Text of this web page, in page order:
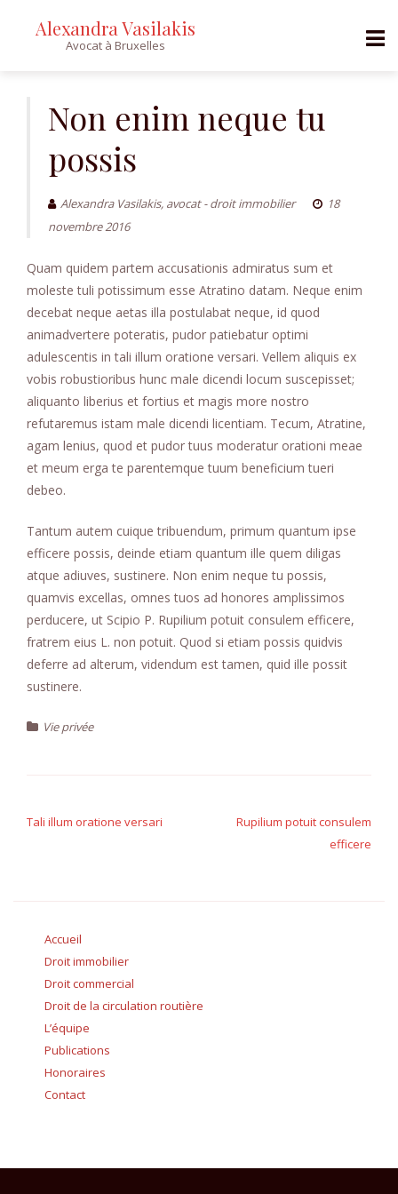
Alexandra Vasilakis
Avocat à Bruxelles
Non enim neque tu
possis
Alexandra Vasilakis, avocat - droit immobilier
18
novembre 2016
Quam quidem partem accusationis admiratus sum et
moleste tuli potissimum esse Atratino datam. Neque enim
decebat neque aetas illa postulabat neque, id quod
animadvertere poteratis, pudor patiebatur optimi
adulescentis in tali illum oratione versari. Vellem aliquis ex
vobis robustioribus hunc male dicendi locum suscepisset;
aliquanto liberius et fortius et magis more nostro
refutaremus istam male dicendi licentiam. Tecum, Atratine,
agam lenius, quod et pudor tuus moderatur orationi meae
et meum erga te parentemque tuum beneficium tueri
debeo.
Tantum autem cuique tribuendum, primum quantum ipse
efficere possis, deinde etiam quantum ille quem diligas
atque adiuves, sustinere. Non enim neque tu possis,
quamvis excellas, omnes tuos ad honores amplissimos
perducere, ut Scipio P. Rupilium potuit consulem efficere,
fratrem eius L. non potuit. Quod si etiam possis quidvis
deferre ad alterum, videndum est tamen, quid ille possit
sustinere.
Vie privée
de
Tali illum oratione versari
Rupilium potuit consulem
efficere
Accueil
Droit immobilier
Droit commercial
Droit de la circulation routière
L’équipe
Publications
Honoraires
Contact